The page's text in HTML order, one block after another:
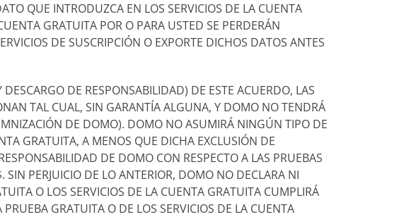
INTRODUZCA EN LOS SERVICIOS DE LA CUENTA
GRATUITA POR O PARA USTED SE PERDERÁN
DE SUSCRIPCIÓN O EXPORTE DICHOS DATOS ANTES
DE RESPONSABILIDAD) DE ESTE ACUERDO, LAS
TAL CUAL, SIN GARANTÍA ALGUNA, Y DOMO NO TENDRÁ
DE DOMO). DOMO NO ASUMIRÁ NINGÚN TIPO DE
GRATUITA, A MENOS QUE DICHA EXCLUSIÓN DE
DE DOMO CON RESPECTO A LAS PRUEBAS
PERJUICIO DE LO ANTERIOR, DOMO NO DECLARA NI
O LOS SERVICIOS DE LA CUENTA GRATUITA CUMPLIRÁ
GRATUITA O DE LOS SERVICIOS DE LA CUENTA